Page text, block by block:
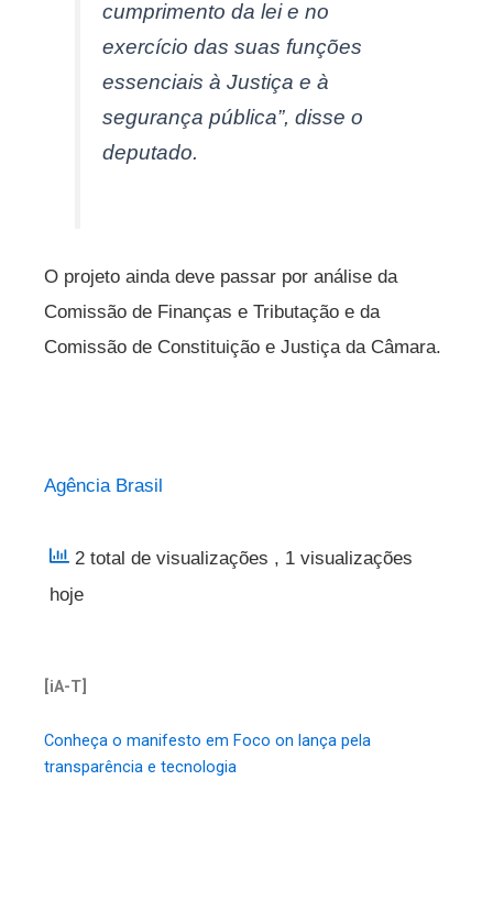
cumprimento da lei e no
exercício das suas funções
essenciais à Justiça e à
segurança pública”, disse o
deputado.
O projeto ainda deve passar por análise da
Comissão de Finanças e Tributação e da
Comissão de Constituição e Justiça da Câmara.
Agência Brasil
2 total de visualizações , 1 visualizações
hoje
[iA-T]
Conheça o manifesto em Foco on lança pela
transparência e tecnologia